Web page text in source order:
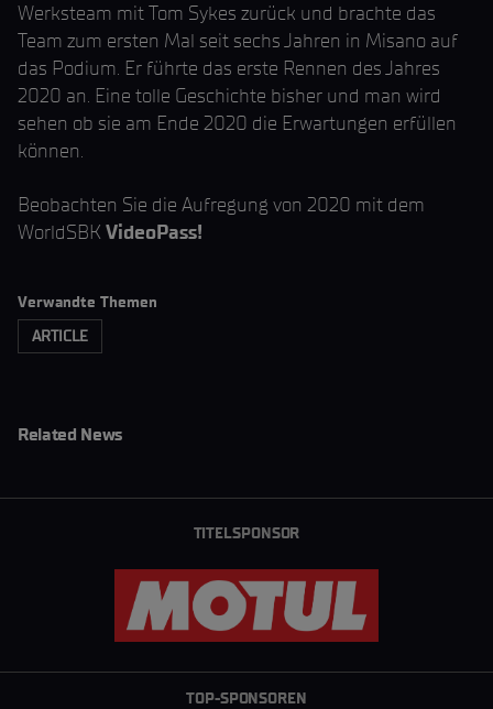
Werksteam mit Tom Sykes zurück und brachte das
Team zum ersten Mal seit sechs Jahren in Misano auf
das Podium. Er führte das erste Rennen des Jahres
2020 an. Eine tolle Geschichte bisher und man wird
sehen ob sie am Ende 2020 die Erwartungen erfüllen
können.
Beobachten Sie die Aufregung von 2020 mit dem
WorldSBKVideoPass!
Verwandte Themen
ARTICLE
Related News
TITELSPONSOR
TOP-SPONSOREN